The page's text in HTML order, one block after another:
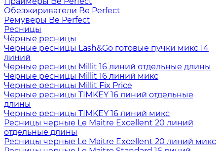
Обезжириватели Be Perfect
Ремуверы Be Perfect
Ресницы
Чёрные ресницы
Черные ресницы Lash&Go готовые пучки микс 14
линий
Черные ресницы Millit 16 линий отдельные длины
Черные ресницы Millit 16 линий микс
Черные ресницы Millit Fix Price
Черные ресницы TIMKEY 16 линий отдельные
длины
Черные ресницы TIMKEY 16 линий микс
Ресницы черные Le Maitre Excellent 20 линий
отдельные длины
Ресницы черные Le Maitre Excellent 20 линий микс